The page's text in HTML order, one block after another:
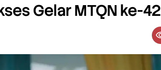
Gelar MTQN ke-42